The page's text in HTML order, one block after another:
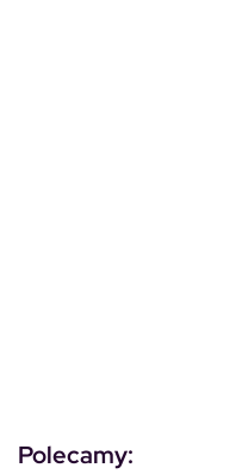
Polecamy: